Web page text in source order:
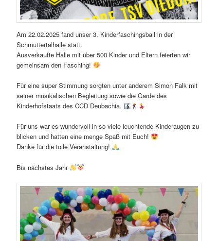
Am 22.02.2025 fand unser 3. Kinderfaschingsball in der
Schmuttertalhalle statt.
Ausverkaufte Halle mit über 500 Kinder und Eltern feierten wir
gemeinsam den Fasching!
Für eine super Stimmung sorgten unter anderem Simon Falk mit
seiner musikalischen Begleitung sowie die Garde des
Kinderhofstaats des CCD Deubachia.
Für uns war es wundervoll in so viele leuchtende Kinderaugen zu
blicken und hatten eine menge Spaß mit Euch!
Danke für die tolle Veranstaltung!
Bis nächstes Jahr